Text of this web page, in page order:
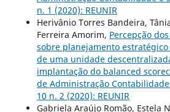
n. 1 (2020): REUNIR
Herivânio Torres Bandeira,
Ferreira Amorim, Percepção
sobre planejamento
de uma unidade
implantação do balanced
de Administração
10 n. 2 (2020): REUNIR
Gabriela Araújo Romão, Estela